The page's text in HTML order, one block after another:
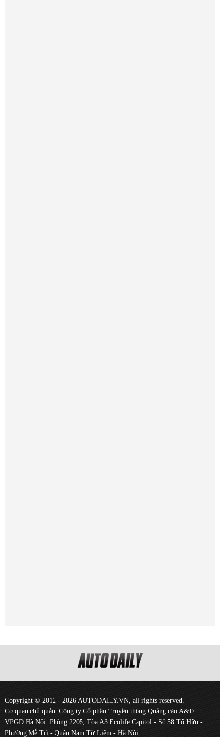
Copyright © 2012 - 2026 AUTODAILY.VN, all rights reserved.
Cơ quan chủ quản: Công ty Cổ phần Truyền thông Quảng cáo A&D.
VPGD Hà Nội: Phòng 2205, Tòa A3 Ecolife Capitol - Số 58 Tố Hữu -
Phường Mễ Trì - Quận Nam Từ Liêm - Hà Nội